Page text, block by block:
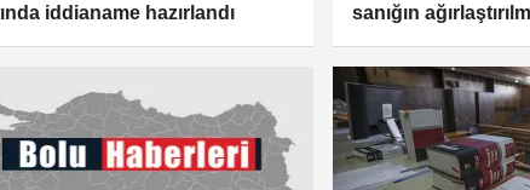
iddianame hazırlandı
sanığın